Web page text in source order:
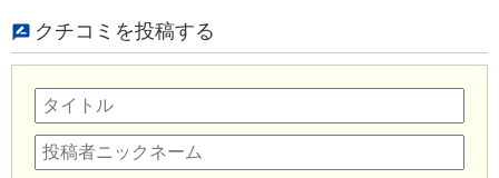
クチコミを投稿する